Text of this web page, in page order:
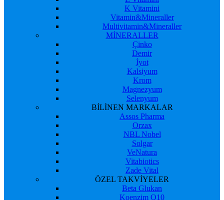
K Vitamini
Vitamin&Mineraller
Multivitamin&Mineraller
MİNERALLER
Çinko
Demir
İyot
Kalsiyum
Krom
Magnezyum
Selenyum
BİLİNEN MARKALAR
Assos Pharma
Orzax
NBL Nobel
Solgar
VeNatura
Vitabiotics
Zade Vital
ÖZEL TAKVİYELER
Beta Glukan
Koenzim Q10